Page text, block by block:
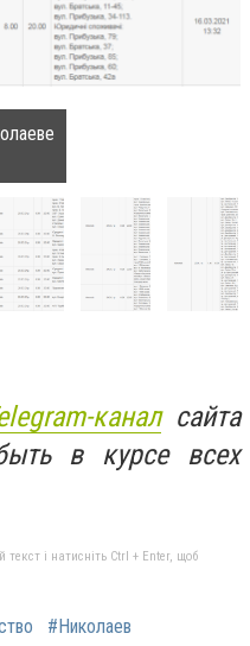
каналсайта
в курсе всех
і натисніть Ctrl + Enter, щоб
#Николаев